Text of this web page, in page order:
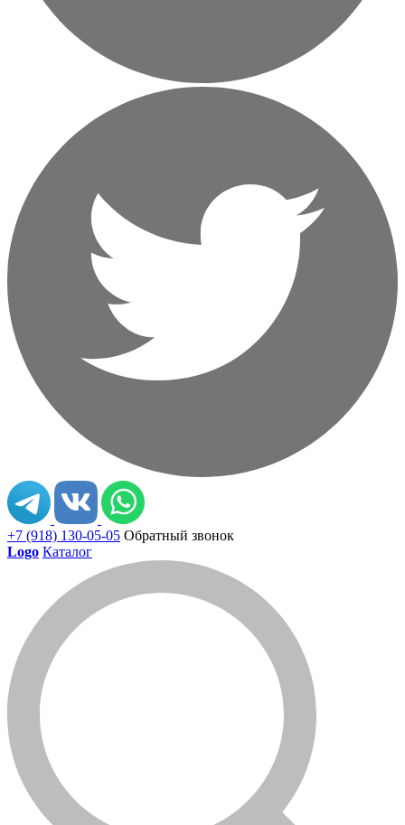
+7 (918) 130-05-05 Обратный звонок
Logo Каталог